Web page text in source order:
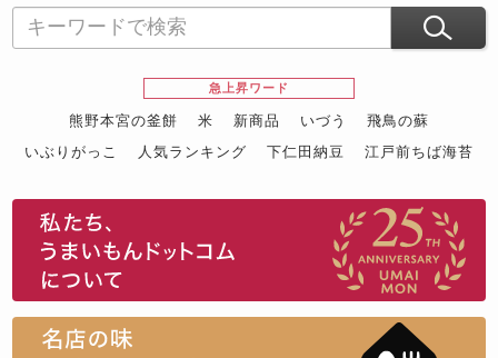
急上昇ワード
熊野本宮の釜餅 米 新商品 いづう
飛鳥の蘇
いぶりがっこ
人気ランキング 下仁田納豆
江戸前ちば海苔